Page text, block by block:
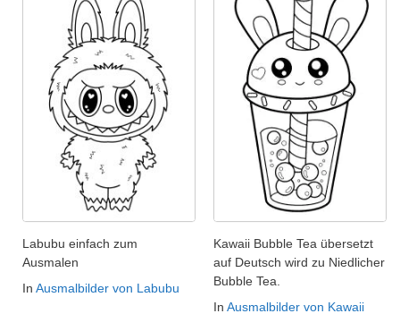
Labubu einfach zum
Ausmalen
In Ausmalbilder von Labubu
Kawaii Bubble Tea übersetzt
auf Deutsch wird zu Niedlicher
Bubble Tea.
In Ausmalbilder von Kawaii